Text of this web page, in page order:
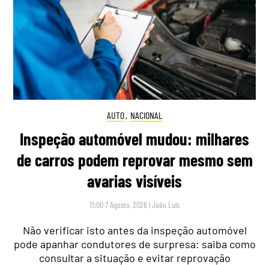
AUTO, NACIONAL
Inspeção automóvel mudou: milhares
de carros podem reprovar mesmo sem
avarias visíveis
11:00 7 Agosto, 2026 |João Luís
Não verificar isto antes da inspeção automóvel
pode apanhar condutores de surpresa: saiba como
consultar a situação e evitar reprovação